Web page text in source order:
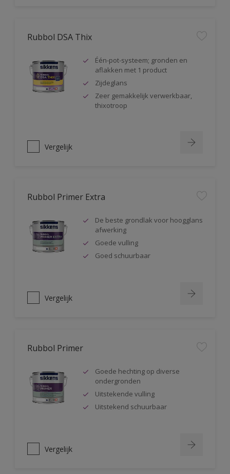
Rubbol DSA Thix
Één-pot-systeem; gronden en
aflakken met 1 product
Zijdeglans
Zeer gemakkelijk verwerkbaar,
thixotroop
Vergelijk
Rubbol Primer Extra
De beste grondlak voor hoogglans
afwerking
Goede vulling
Goed schuurbaar
Vergelijk
Rubbol Primer
Goede hechting op diverse
ondergronden
Uitstekende vulling
Uitstekend schuurbaar
Vergelijk